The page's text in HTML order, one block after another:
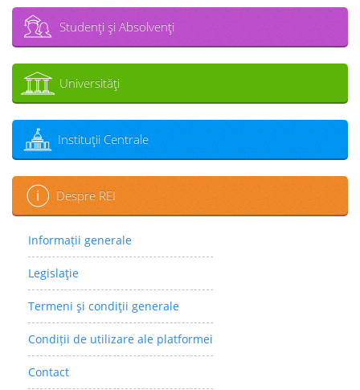
Studenţi şi Absolvenţi
Universităţi
Instituţii Centrale
Despre REI
Informații generale
Legislaţie
Termeni şi condiţii generale
Condiții de utilizare ale platformei
Contact